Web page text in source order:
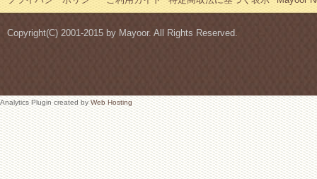
Copyright(C) 2001-2015 by Mayoor. All Rights Reserved.
Analytics Plugin created byWeb Hosting